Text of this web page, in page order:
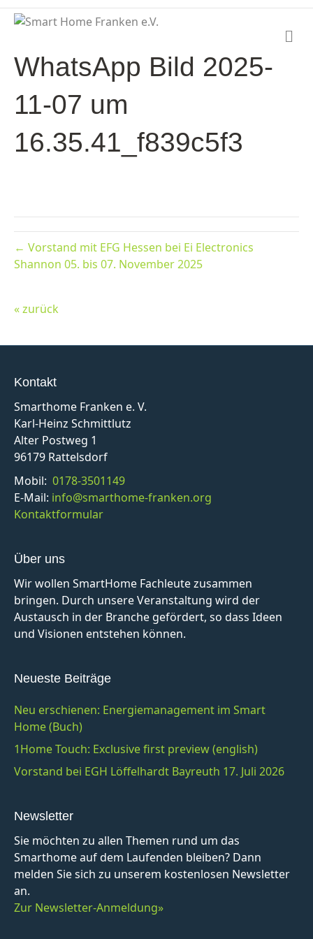
WhatsApp Bild 2025-
11-07 um
16.35.41_f839c5f3
← Vorstand mit EFG Hessen bei Ei Electronics
Shannon 05. bis 07. November 2025
« zurück
Kontakt
Smarthome Franken e. V.
Karl-Heinz Schmittlutz
Alter Postweg 1
96179 Rattelsdorf
Mobil: 0178-3501149
E-Mail: info@smarthome-franken.org
Kontaktformular
Über uns
Wir wollen SmartHome Fachleute zusammen
bringen. Durch unsere Veranstaltung wird der
Austausch in der Branche gefördert, so dass Ideen
und Visionen entstehen können.
Neueste Beiträge
Neu erschienen: Energiemanagement im Smart
Home (Buch)
1Home Touch: Exclusive first preview (english)
Vorstand bei EGH Löffelhardt Bayreuth 17. Juli 2026
Newsletter
Sie möchten zu allen Themen rund um das
Smarthome auf dem Laufenden bleiben? Dann
melden Sie sich zu unserem kostenlosen Newsletter
an.
Zur Newsletter-Anmeldung»